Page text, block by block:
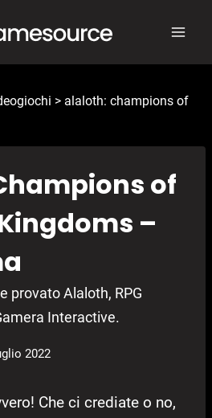
> alaloth: champions of
of
–
provato Alaloth, RPG
Interactive.
2022
Che ci crediate o no,